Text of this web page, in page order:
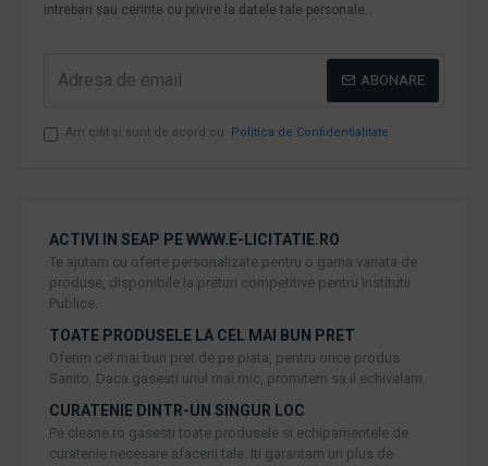
intrebari sau cerinte cu privire la datele tale personale.
ABONARE
Am citit şi sunt de acord cu Politica de Confidentialitate
ACTIVI IN SEAP PE WWW.E-LICITATIE.RO
Te ajutam cu oferte personalizate pentru o gama variata de
produse, disponibile la preturi competitive pentru Institutii
Publice.
TOATE PRODUSELE LA CEL MAI BUN PRET
Oferim cel mai bun pret de pe piata, pentru orice produs
Sanito. Daca gasesti unul mai mic, promitem sa il echivalam.
CURATENIE DINTR-UN SINGUR LOC
Pe cleane.ro gasesti toate produsele si echipamentele de
curatenie necesare afacerii tale. Iti garantam un plus de